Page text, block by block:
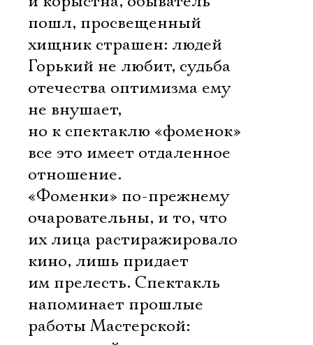
пошл, просвещенный
хищник страшен: людей
Горький не любит, судьба
отечества оптимизма ему
не внушает,
но к спектаклю «фоменок»
все это имеет отдаленное
отношение.
«Фоменки» по-прежнему
очаровательны, и то, что
их лица растиражировало
кино, лишь придает
им прелесть. Спектакль
напоминает прошлые
работы Мастерской: